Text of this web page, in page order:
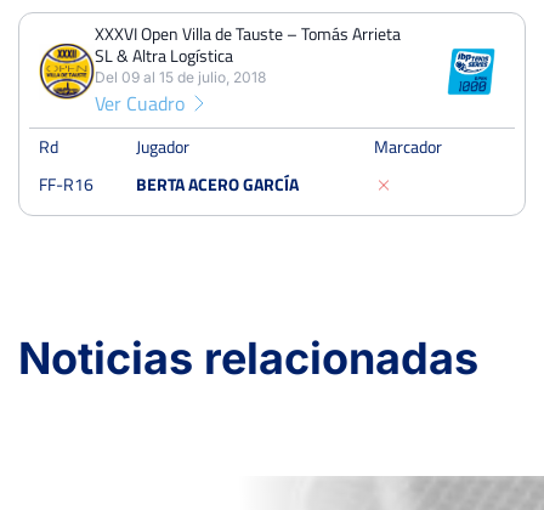
XXXVI Open Villa de Tauste – Tomás Arrieta
SL & Altra Logística
Del 09 al 15 de julio, 2018
Ver Cuadro
Rd Jugador
Marcador
FF-R16
BERTA ACERO GARCÍA
Noticias relacionadas